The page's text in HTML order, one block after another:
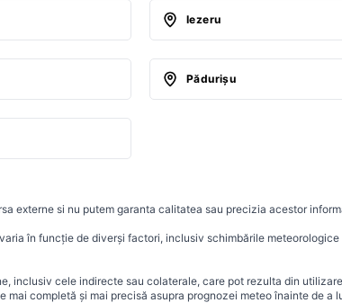
Iezeru
Pădurişu
externe si nu putem garanta calitatea sau precizia acestor
în funcție de diverși factori, inclusiv schimbările
inclusiv cele indirecte sau colaterale, care pot rezulta din
completă și mai precisă asupra prognozei meteo înainte de a